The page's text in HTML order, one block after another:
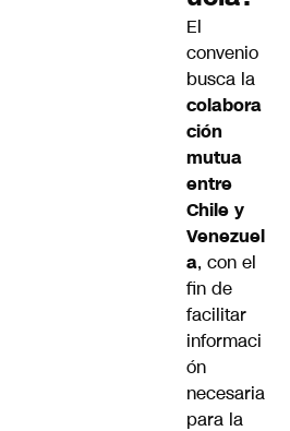
El
convenio
busca la
colabora
ción
mutua
entre
Chile y
Venezuel
a, con el
fin de
facilitar
informaci
ón
necesaria
para la